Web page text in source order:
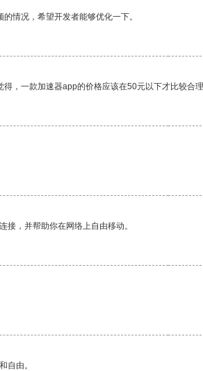
情况，希望开发者能够优化一下。
，一款加速器app的价格应该在50元以下才比较合理
接，并帮助你在网络上自由移动。
自由。